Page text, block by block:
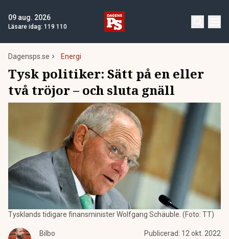
09 aug. 2026
Läsare idag: 119 110
Dagensps.se Energi
Tysk politiker: Sätt på en eller
två tröjor – och sluta gnäll
Tysklands tidigare finansminister Wolfgang Schäuble. (Foto: TT)
Bilbo
Publicerad: 12 okt. 2022